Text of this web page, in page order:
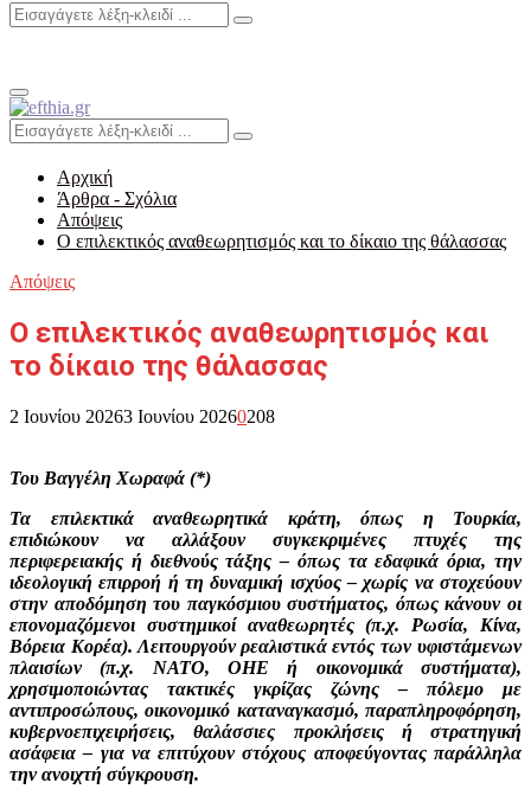
Search
Search
Primary
Menu
Search
for:
Search
Αρχική
Άρθρα - Σχόλια
Απόψεις
O επιλεκτικός αναθεωρητισμός και το δίκαιο της θάλασσας
Απόψεις
O επιλεκτικός αναθεωρητισμός και
το δίκαιο της θάλασσας
2 Ιουνίου 20263 Ιουνίου 20260208
Του Βαγγέλη Χωραφά (*)
Τα επιλεκτικά αναθεωρητικά κράτη, όπως η Τουρκία,
επιδιώκουν να αλλάξουν συγκεκριμένες πτυχές της
περιφερειακής ή διεθνούς τάξης – όπως τα εδαφικά όρια, την
ιδεολογική επιρροή ή τη δυναμική ισχύος – χωρίς να στοχεύουν
στην αποδόμηση του παγκόσμιου συστήματος, όπως κάνουν οι
επονομαζόμενοι συστημικοί αναθεωρητές (π.χ. Ρωσία, Κίνα,
Βόρεια Κορέα). Λειτουργούν ρεαλιστικά εντός των υφιστάμενων
πλαισίων (π.χ. ΝΑΤΟ, ΟΗΕ ή οικονομικά συστήματα),
χρησιμοποιώντας τακτικές γκρίζας ζώνης – πόλεμο με
αντιπροσώπους, οικονομικό καταναγκασμό, παραπληροφόρηση,
κυβερνοεπιχειρήσεις, θαλάσσιες προκλήσεις ή στρατηγική
ασάφεια – για να επιτύχουν στόχους αποφεύγοντας παράλληλα
την ανοιχτή σύγκρουση.